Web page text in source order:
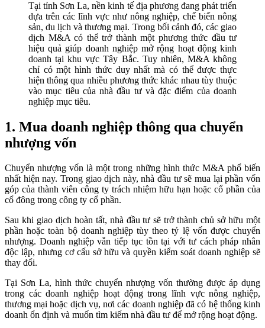
Tại tỉnh Sơn La, nền kinh tế địa phương đang phát triển
dựa trên các lĩnh vực như nông nghiệp, chế biến nông
sản, du lịch và thương mại. Trong bối cảnh đó, các giao
dịch M&A có thể trở thành một phương thức đầu tư
hiệu quả giúp doanh nghiệp mở rộng hoạt động kinh
doanh tại khu vực Tây Bắc. Tuy nhiên, M&A không
chỉ có một hình thức duy nhất mà có thể được thực
hiện thông qua nhiều phương thức khác nhau tùy thuộc
vào mục tiêu của nhà đầu tư và đặc điểm của doanh
nghiệp mục tiêu.
1. Mua doanh nghiệp thông qua chuyển
nhượng vốn
Chuyển nhượng vốn là một trong những hình thức M&A phổ biến
nhất hiện nay. Trong giao dịch này, nhà đầu tư sẽ mua lại phần vốn
góp của thành viên công ty trách nhiệm hữu hạn hoặc cổ phần của
cổ đông trong công ty cổ phần.
Sau khi giao dịch hoàn tất, nhà đầu tư sẽ trở thành chủ sở hữu một
phần hoặc toàn bộ doanh nghiệp tùy theo tỷ lệ vốn được chuyển
nhượng. Doanh nghiệp vẫn tiếp tục tồn tại với tư cách pháp nhân
độc lập, nhưng cơ cấu sở hữu và quyền kiểm soát doanh nghiệp sẽ
thay đổi.
Tại Sơn La, hình thức chuyển nhượng vốn thường được áp dụng
trong các doanh nghiệp hoạt động trong lĩnh vực nông nghiệp,
thương mại hoặc dịch vụ, nơi các doanh nghiệp đã có hệ thống kinh
doanh ổn định và muốn tìm kiếm nhà đầu tư để mở rộng hoạt động.